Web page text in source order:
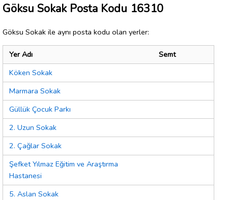
Göksu Sokak Posta Kodu 16310
Göksu Sokak ile aynı posta kodu olan yerler:
Yer Adı
Semt
Köken Sokak
Marmara Sokak
Güllük Çocuk Parkı
2. Uzun Sokak
2. Çağlar Sokak
Şefket Yılmaz Eğitim ve Araştırma
Hastanesi
5. Aslan Sokak